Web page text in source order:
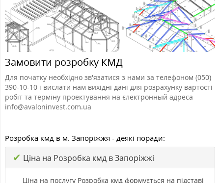
Замовити розробку КМД
Для початку необхідно зв'язатися з нами за телефоном (050)
390-10-10 і вислати нам вихідні дані для розрахунку вартості
робіт та терміну проектування на єлектронный адреса
info@avaloninvest.com.ua
Розробка кмд в м. Запоріжжя - деякі поради:
✔ Ціна на Розробка кмд в Запоріжжі
Ціна на послугу Розробка кмд формується на підставі